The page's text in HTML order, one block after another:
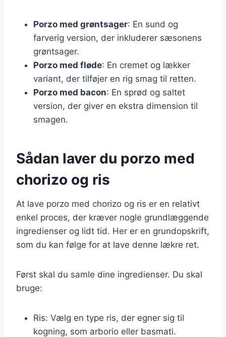
Porzo med grøntsager: En sund og
farverig version, der inkluderer sæsonens
grøntsager.
Porzo med fløde: En cremet og lækker
variant, der tilføjer en rig smag til retten.
Porzo med bacon: En sprød og saltet
version, der giver en ekstra dimension til
smagen.
Sådan laver du porzo med
chorizo og ris
At lave porzo med chorizo og ris er en relativt
enkel proces, der kræver nogle grundlæggende
ingredienser og lidt tid. Her er en grundopskrift,
som du kan følge for at lave denne lækre ret.
Først skal du samle dine ingredienser. Du skal
bruge:
Ris: Vælg en type ris, der egner sig til
kogning, som arborio eller basmati.